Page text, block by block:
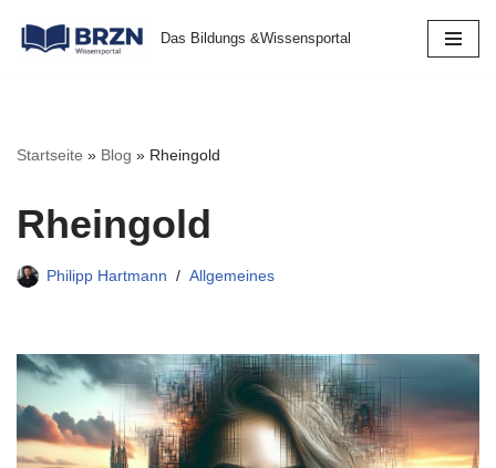
Zum
Das Bildungs &Wissensportal
Startseite » Blog » Rheingold
Rheingold
Philipp Hartmann Allgemeines